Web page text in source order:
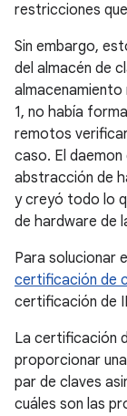
restricciones
Sin embargo,
del almacén de
1, no había
remotos
caso. El
abstracción de
y creyó todo lo
de hardware de
Para solucionar
certificación de
certificación de
La certificación
proporcionar
par de claves
cuáles son las